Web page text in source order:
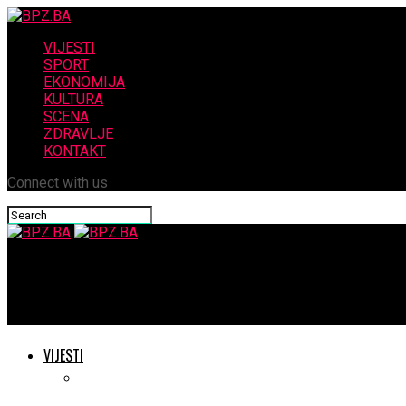
VIJESTI
SPORT
EKONOMIJA
KULTURA
SCENA
ZDRAVLJE
KONTAKT
Connect with us
VIJESTI